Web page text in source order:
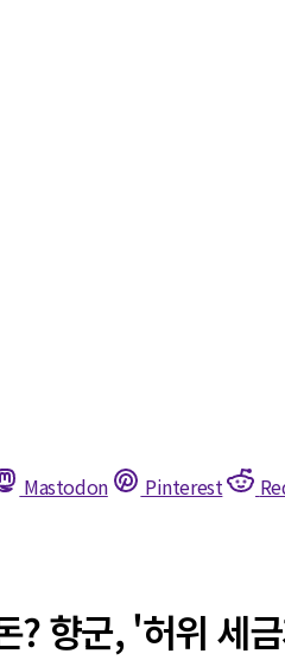
Mastodon Pinterest
향군, '허위 세